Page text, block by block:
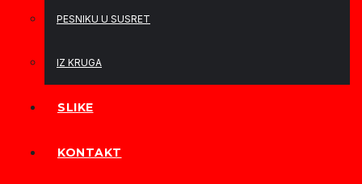
PESNIKU U SUSRET
IZ KRUGA
SLIKE
KONTAKT